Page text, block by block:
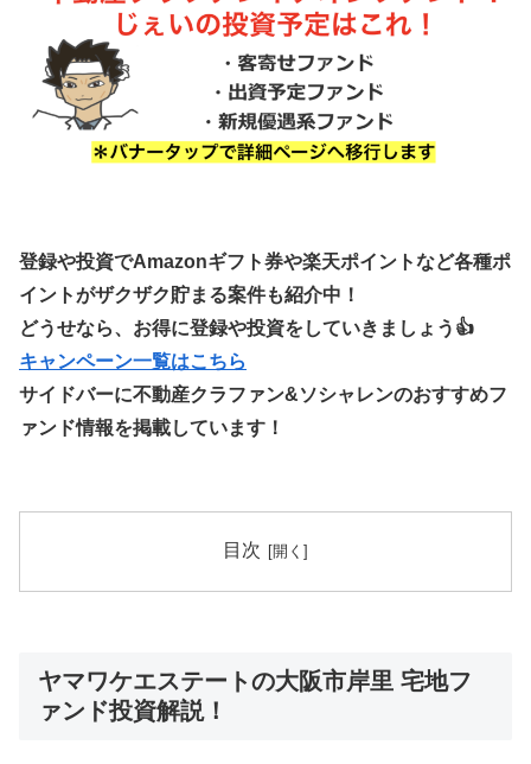
登録や投資でAmazonギフト券や楽天ポイントなど各種ポ
イントがザクザク貯まる案件も紹介中！
どうせなら、お得に登録や投資をしていきましょう👍
キャンペーン一覧はこちら
サイドバーに不動産クラファン&ソシャレンのおすすめフ
ァンド情報を掲載しています！
目次
ヤマワケエステートの大阪市岸里 宅地フ
ァンド投資解説！